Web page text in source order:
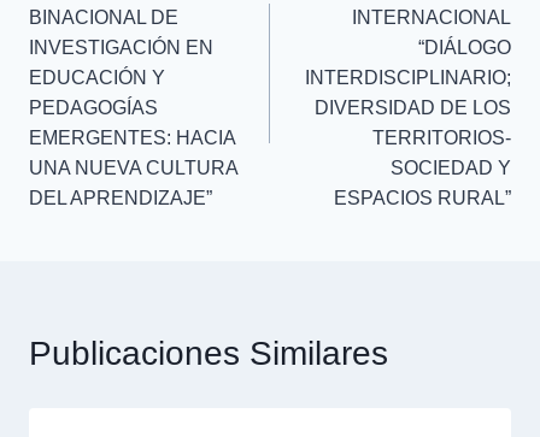
BINACIONAL DE
INVESTIGACIÓN EN
EDUCACIÓN Y
PEDAGOGÍAS
EMERGENTES: HACIA
UNA NUEVA CULTURA
DEL APRENDIZAJE”
INTERNACIONAL
“DIÁLOGO
INTERDISCIPLINARIO;
DIVERSIDAD DE LOS
TERRITORIOS-
SOCIEDAD Y
ESPACIOS RURAL”
Publicaciones Similares